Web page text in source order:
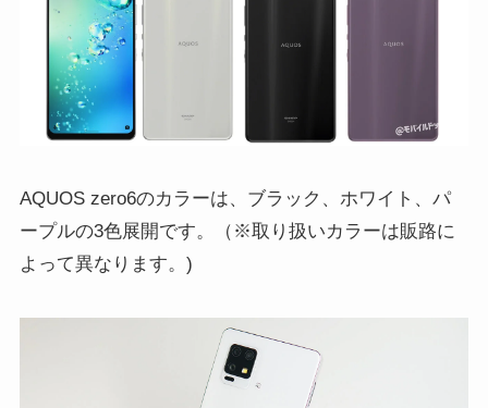
AQUOS zero6のカラーは、ブラック、ホワイト、パ
ープルの3色展開です。（※取り扱いカラーは販路に
よって異なります。)